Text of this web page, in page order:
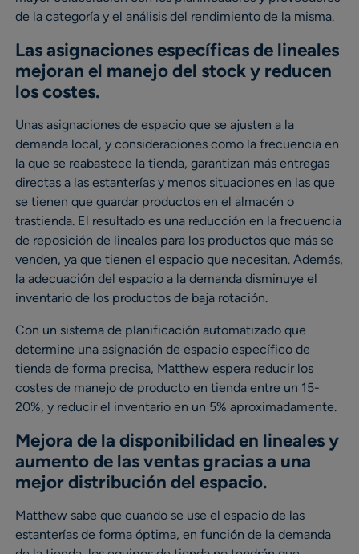
de la categoría y el análisis del rendimiento de la misma.
Las asignaciones específicas de lineales
mejoran el manejo del stock y reducen
los costes.
Unas asignaciones de espacio que se ajusten a la
demanda local, y consideraciones como la frecuencia en
la que se reabastece la tienda, garantizan más entregas
directas a las estanterías y menos situaciones en las que
se tienen que guardar productos en el almacén o
trastienda. El resultado es una reducción en la frecuencia
de reposición de lineales para los productos que más se
venden, ya que tienen el espacio que necesitan. Además,
la adecuación del espacio a la demanda disminuye el
inventario de los productos de baja rotación.
Con un sistema de planificación automatizado que
determine una asignación de espacio específico de
tienda de forma precisa, Matthew espera reducir los
costes de manejo de producto en tienda entre un 15-
20%, y reducir el inventario en un 5% aproximadamente.
Mejora de la disponibilidad en lineales y
aumento de las ventas gracias a una
mejor distribución del espacio.
Matthew sabe que cuando se use el espacio de las
estanterías de forma óptima, en función de la demanda